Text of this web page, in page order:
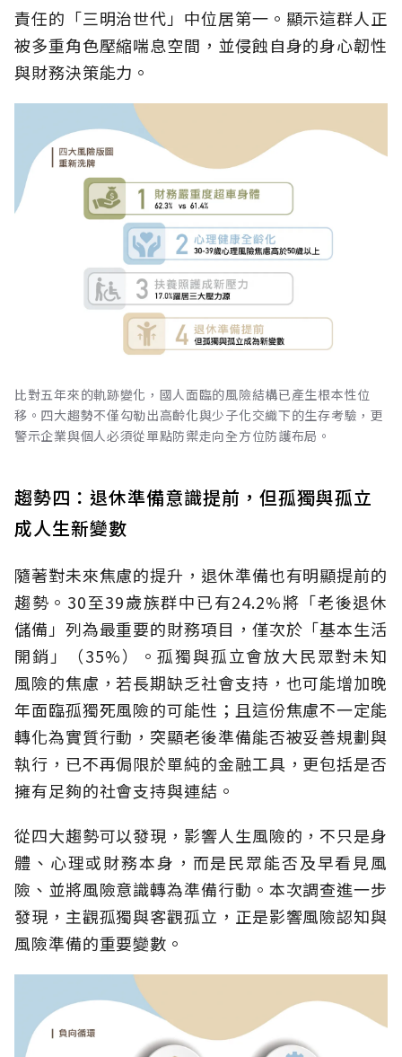
責任的「三明治世代」中位居第一。顯示這群人正
被多重角色壓縮喘息空間，並侵蝕自身的身心韌性
與財務決策能力。
比對五年來的軌跡變化，國人面臨的風險結構已產生根本性位
移。四大趨勢不僅勾勒出高齡化與少子化交織下的生存考驗，更
警示企業與個人必須從單點防禦走向全方位防護布局。
趨勢四：退休準備意識提前，但孤獨與孤立
成人生新變數
隨著對未來焦慮的提升，退休準備也有明顯提前的
趨勢。30至39歲族群中已有24.2%將「老後退休
儲備」列為最重要的財務項目，僅次於「基本生活
開銷」（35%）。孤獨與孤立會放大民眾對未知
風險的焦慮，若長期缺乏社會支持，也可能增加晚
年面臨孤獨死風險的可能性；且這份焦慮不一定能
轉化為實質行動，突顯老後準備能否被妥善規劃與
執行，已不再侷限於單純的金融工具，更包括是否
擁有足夠的社會支持與連結。
從四大趨勢可以發現，影響人生風險的，不只是身
體、心理或財務本身，而是民眾能否及早看見風
險、並將風險意識轉為準備行動。本次調查進一步
發現，主觀孤獨與客觀孤立，正是影響風險認知與
風險準備的重要變數。